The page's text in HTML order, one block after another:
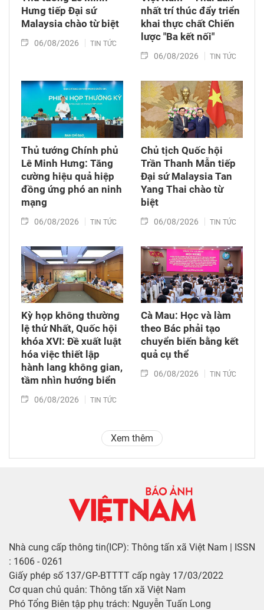
Hưng tiếp Đại sứ
Malaysia chào từ biệt
06/08/2026 TIN TỨC
nhất trí thúc đẩy triển
khai thực chất Chiến
lược "Ba kết nối"
06/08/2026 TIN TỨC
Thủ tướng Chính phủ
Lê Minh Hưng: Tăng
cường hiệu quả hiệp
đồng ứng phó an ninh
mạng
06/08/2026 TIN TỨC
Chủ tịch Quốc hội
Trần Thanh Mẫn tiếp
Đại sứ Malaysia Tan
Yang Thai chào từ
biệt
06/08/2026 TIN TỨC
Kỳ họp không thường
lệ thứ Nhất, Quốc hội
khóa XVI: Đề xuất luật
hóa việc thiết lập
hành lang không gian,
tầm nhìn hướng biển
06/08/2026 TIN TỨC
Cà Mau: Học và làm
theo Bác phải tạo
chuyển biến bằng kết
quả cụ thể
06/08/2026 TIN TỨC
Xem thêm
Nhà cung cấp thông tin(ICP): Thông tấn xã Việt Nam | ISSN
: 1606 - 0261
Giấy phép số 137/GP-BTTTT cấp ngày 17/03/2022
Cơ quan chủ quản: Thông tấn xã Việt Nam
Phó Tổng Biên tập phụ trách: Nguyễn Tuấn Long